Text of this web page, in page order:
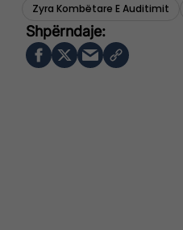
Zyra Kombëtare E Auditimit